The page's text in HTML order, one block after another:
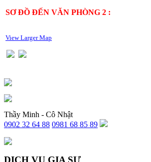
SƠ ĐỒ ĐẾN VĂN PHÒNG 2 :
View Larger Map
Thầy Minh - Cô Nhật
0902 32 64 88 0981 68 85 89
DỊCH VỤ GIA SƯ